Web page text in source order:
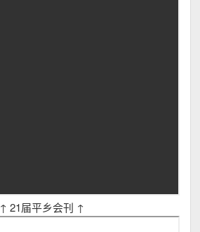
↑ 21届平乡会刊 ↑